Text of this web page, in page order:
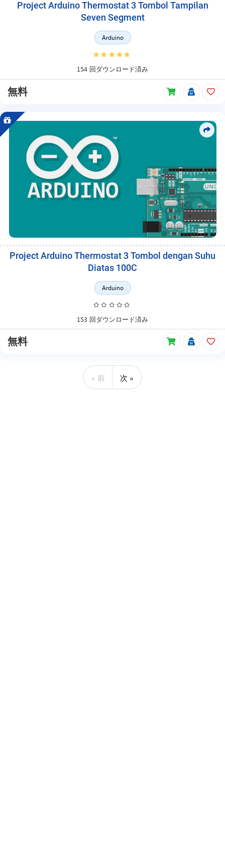
Project Arduino Thermostat 3 Tombol Tampilan
Seven Segment
Arduino
154 回ダウンロード済み
無料
Project Arduino Thermostat 3 Tombol dengan Suhu
Diatas 100C
Arduino
153 回ダウンロード済み
無料
« 前 次 »